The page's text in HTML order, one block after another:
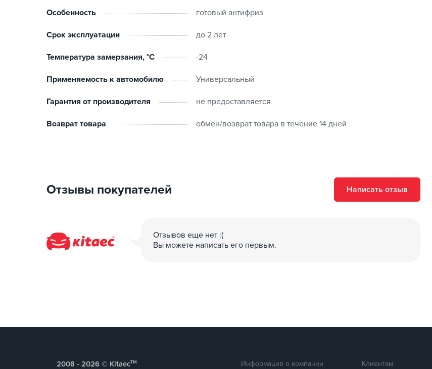
Особенность готовый антифриз
Срок эксплуатации до 2 лет
Температура замерзания, °C -24
Применяемость к автомобилю Универсальный
Гарантия от производителя не предоставляется
Возврат товара обмен/возврат товара в течение 14 дней
Отзывы покупателей Написать отзыв
Отзывов еще нет :(
Вы можете написать его первым.
Информация о компании Клиентам
2008 - © Kitaecтм